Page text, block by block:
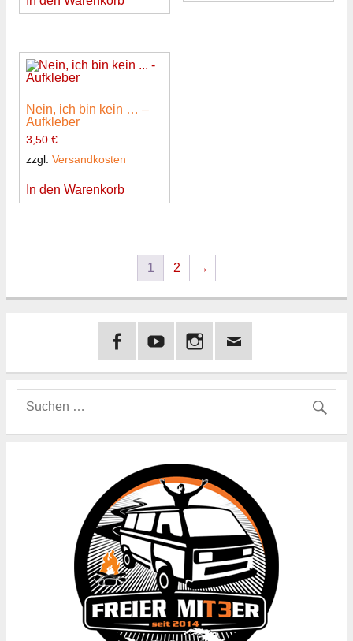
Nein, ich bin kein … –
Aufkleber
3,50 €
zzgl. Versandkosten
In den Warenkorb
1 2 →